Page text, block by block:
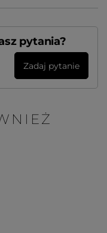
pytania?
Zadaj pytanie